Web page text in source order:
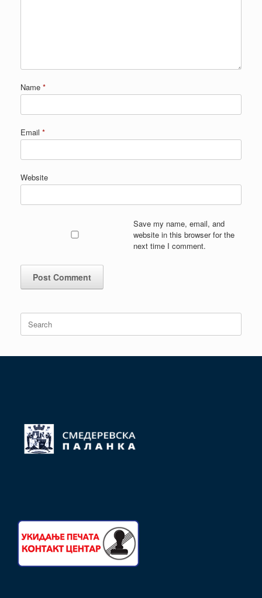
Name *
Email *
Website
Save my name, email, and
website in this browser for the
next time I comment.
Search
for: